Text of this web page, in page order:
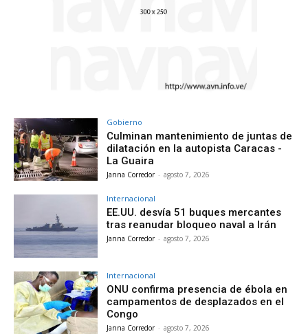
Gobierno
Culminan mantenimiento de juntas de
dilatación en la autopista Caracas -
La Guaira
Janna Corredor - agosto 7, 2026
Internacional
EE.UU. desvía 51 buques mercantes
tras reanudar bloqueo naval a Irán
Janna Corredor - agosto 7, 2026
Internacional
ONU confirma presencia de ébola en
campamentos de desplazados en el
Congo
Janna Corredor - agosto 7, 2026